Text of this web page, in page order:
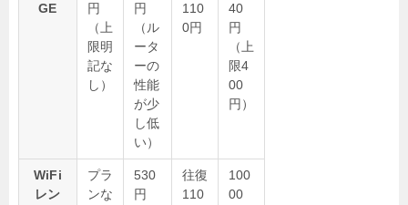
GE
円
（上
限明
記な
し）
円
（ル
ータ
ーの
性能
が少
し低
い）
110
0円
40
円
（上
限4
00
円）
WiFi
レン
プラ
ンな
530
円
往復
110
100
00